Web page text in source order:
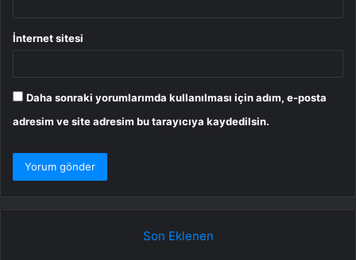
İnternet sitesi
Daha sonraki yorumlarımda kullanılması için adım, e-posta
adresim ve site adresim bu tarayıcıya kaydedilsin.
Son Eklenen